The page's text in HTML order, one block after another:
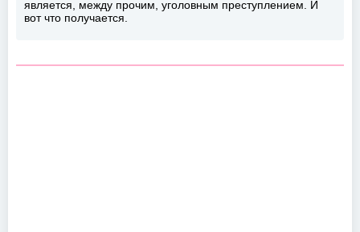
является, между прочим, уголовным преступлением. И
вот что получается.